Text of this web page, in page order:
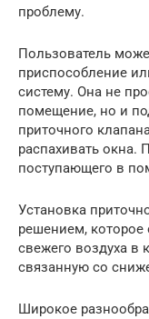
проблему.
Пользователь
приспособление
систему. Она не
помещение, но и
приточного
распахивать окна.
поступающего в
Установка
решением, которое
свежего воздуха в
связанную со
Широкое